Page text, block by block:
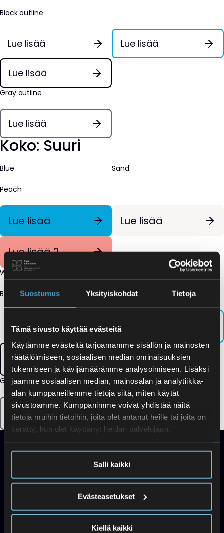
Suostumus Yksityiskohdat Tietoja
Tämä sivusto käyttää evästeitä
Käytämme evästeitä tarjoamamme sisällön ja mainosten
räätälöimiseen, sosiaalisen median ominaisuuksien
tukemiseen ja kävijämäärämme analysoimiseen. Lisäksi
jaamme sosiaalisen median, mainosalan ja analytiikka-
alan kumppaneillemme tietoja siitä, miten käytät
sivustoamme. Kumppanimme voivat yhdistää näitä
tietoja muihin tietoihin, joita olet antanut heille tai joita on
kerätty, kun olet käyttänyt heidän palvelujaan.
Salli kaikki
Evästeasetukset
Kiellä kaikki
Black outline
Lue lisää Lue lisää
Lue lisää
Gray outline
Lue lisää
Koko: Suuri
Blue Sand
Peach
Lue lisää Lue lisää
Lue lisää 2
White
Black outline
Lue lisää Lue lisää
Lue lisää
Gray outline
Lue lisää
Laivurinkatu 3, 00150 Helsinki, kartta
Iso Roobertinkatu 20-22 A, 00120 Helsinki, kartta